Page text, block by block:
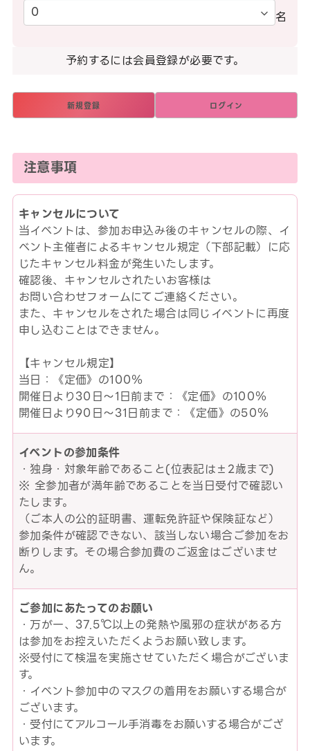
名
予約するには会員登録が必要です。
新規登録 ログイン
注意事項
キャンセルについて
当イベントは、参加お申込み後のキャンセルの際、イ
ベント主催者によるキャンセル規定（下部記載）に応
じたキャンセル料金が発生いたします。
確認後、キャンセルされたいお客様は
お問い合わせフォームにてご連絡ください。
また、キャンセルをされた場合は同じイベントに再度
申し込むことはできません。
【キャンセル規定】
当日：《定価》の100％
開催日より30日～1日前まで：《定価》の100％
開催日より90日～31日前まで：《定価》の50％
イベントの参加条件
・独身・対象年齢であること(位表記は±2歳まで)
※ 全参加者が満年齢であることを当日受付で確認い
たします。
（ご本人の公的証明書、運転免許証や保険証など）
参加条件が確認できない、該当しない場合ご参加をお
断りします。その場合参加費のご返金はございませ
ん。
ご参加にあたってのお願い
・万が一、37.5℃以上の発熱や風邪の症状がある方
は参加をお控えいただくようお願い致します。
※受付にて検温を実施させていただく場合がございま
す。
・イベント参加中のマスクの着用をお願いする場合が
ございます。
・受付にてアルコール手消毒をお願いする場合がござ
います。